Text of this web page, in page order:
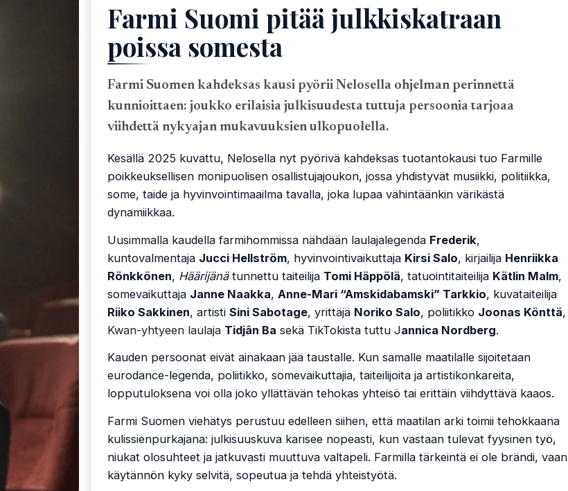
Farmi Suomi pitää julkkiskatraan
poissa somesta
Farmi Suomen kahdeksas kausi pyörii Nelosella ohjelman perinnettä
kunnioittaen: joukko erilaisia julkisuudesta tuttuja persoonia tarjoaa
viihdettä nykyajan mukavuuksien ulkopuolella.
Kesällä 2025 kuvattu, Nelosella nyt pyörivä kahdeksas tuotantokausi tuo Farmille
poikkeuksellisen monipuolisen osallistujajoukon, jossa yhdistyvät musiikki, politiikka,
some, taide ja hyvinvointimaailma tavalla, joka lupaa vähintäänkin värikästä
dynamiikkaa.
Uusimmalla kaudella farmihommissa nähdään laulajalegenda Frederik,
kuntovalmentaja Jucci Hellström, hyvinvointivaikuttaja Kirsi Salo, kirjailija Henriikka
Rönkkönen, Häärijänätunnettu taiteilija Tomi Häppölä, tatuointitaiteilija Kätlin Malm,
somevaikuttaja Janne Naakka, Anne-Mari “Amskidabamski” Tarkkio, kuvataiteilija
Riiko Sakkinen, artisti Sini Sabotage, yrittäjä Noriko Salo, poliitikko Joonas Könttä,
Kwan-yhtyeen laulaja Tidjân Ba sekä TikTokista tuttu Jannica Nordberg.
Kauden persoonat eivät ainakaan jää taustalle. Kun samalle maatilalle sijoitetaan
eurodance-legenda, poliitikko, somevaikuttajia, taiteilijoita ja artistikonkareita,
lopputuloksena voi olla joko yllättävän tehokas yhteisö tai erittäin viihdyttävä kaaos.
Farmi Suomen viehätys perustuu edelleen siihen, että maatilan arki toimii tehokkaana
kulissienpurkajana: julkisuuskuva karisee nopeasti, kun vastaan tulevat fyysinen työ,
niukat olosuhteet ja jatkuvasti muuttuva valtapeli. Farmilla tärkeintä ei ole brändi, vaan
käytännön kyky selvitä, sopeutua ja tehdä yhteistyötä.